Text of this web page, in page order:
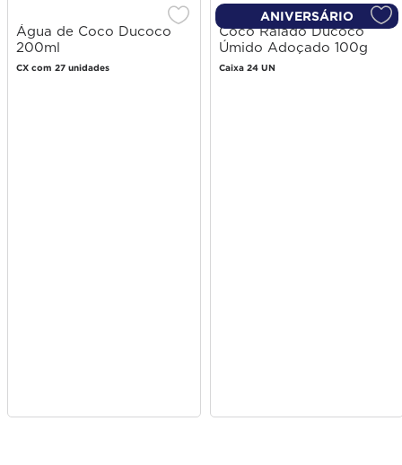
Água de Coco Ducoco
200ml
CX com 27 unidades
ANIVERSÁRIO
Coco Ralado Ducoco
Úmido Adoçado 100g
Caixa 24 UN